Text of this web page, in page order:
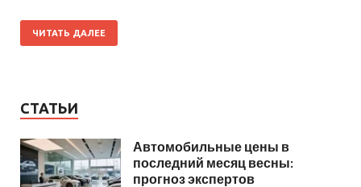
ЧИТАТЬ ДАЛЕЕ
СТАТЬИ
Автомобильные цены в
последний месяц весны:
прогноз экспертов